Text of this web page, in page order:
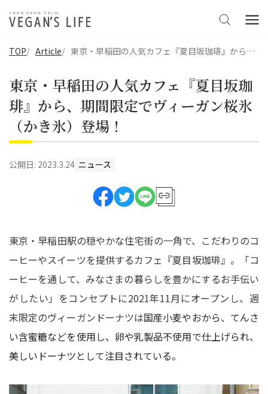
TOP Article 東京・早稲田の人気カフェ『夏目坂珈琲』から、期間限定でヴィーガン桜氷（かき氷）登場！
東京・早稲田の人気カフェ『夏目坂珈
琲』から、期間限定でヴィーガン桜氷
（かき氷）登場！
公開日: 2023.3.24 ニュース
東京・早稲田駅の穏やかな住宅街の一角で、こだわりのコ
ーヒーやスイーツを提供するカフェ『夏目坂珈琲』。「コ
ーヒーを通して、みなさまの暮らしを豊かにするお手伝い
がしたい」をコンセプトに2021年11月にオープンし、週
末限定のヴィーガンドーナツは国産小麦やおから、てんさ
い含蜜糖などを使用し、卵や乳製品不使用で仕上げられ、
美しいドーナツとして注目されている。